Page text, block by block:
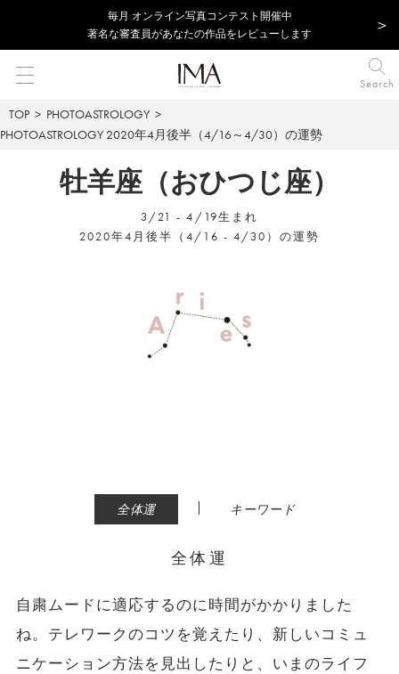
毎⽉ オンライン写真コンテスト開催中
著名な審査員があなたの作品をレビューします
Search
TOP
PHOTOASTROLOGY
PHOTOASTROLOGY 2020年4月後半（4/16～4/30）の運勢
牡羊座（おひつじ座）
3/21 - 4/19生まれ
2020年4月後半（4/16 - 4/30）の運勢
全体運 | キーワード
全体運
自粛ムードに適応するのに時間がかかりました
ね。テレワークのコツを覚えたり、新しいコミュ
ニケーション方法を見出したりと、いまのライフ